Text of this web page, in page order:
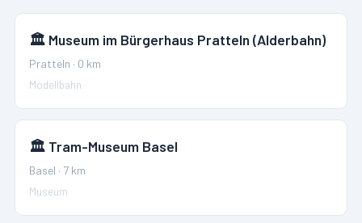
🏛️ Museum im Bürgerhaus Pratteln (Alderbahn)
Pratteln · 0 km
Modellbahn
🏛️ Tram-Museum Basel
Basel · 7 km
Museum